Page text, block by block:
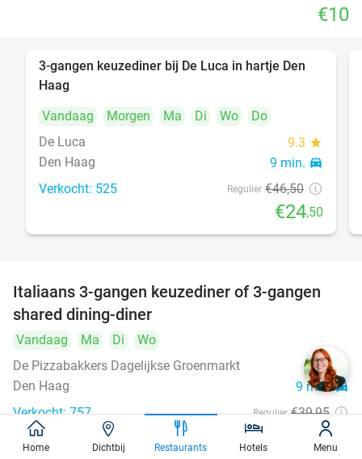
€10
47%
3-gangen keuzediner bij De Luca in hartje Den
Haag
Vandaag
Morgen Ma Di Wo
Do
De Luca
9.3 star
Den Haag 9 min. directions_car
Verkocht: 525 Regulier €46,50
€24,50
50%
Italiaans 3-gangen keuzediner of 3-gangen
shared dining-diner
Vandaag Ma Di
Wo
De Pizzabakkers Dagelijkse Groenmarkt
8.6star
Den Haag 9 min.directions_car
Verkocht: 757 Regulier €39,95
€19
Home Dichtbij Restaurants Hotels Menu